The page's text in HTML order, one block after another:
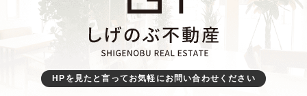
HPを見たと言ってお気軽にお問い合わせください